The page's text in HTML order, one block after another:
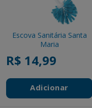
Escova Sanitária Santa
Maria
R$ 14,99
Adicionar